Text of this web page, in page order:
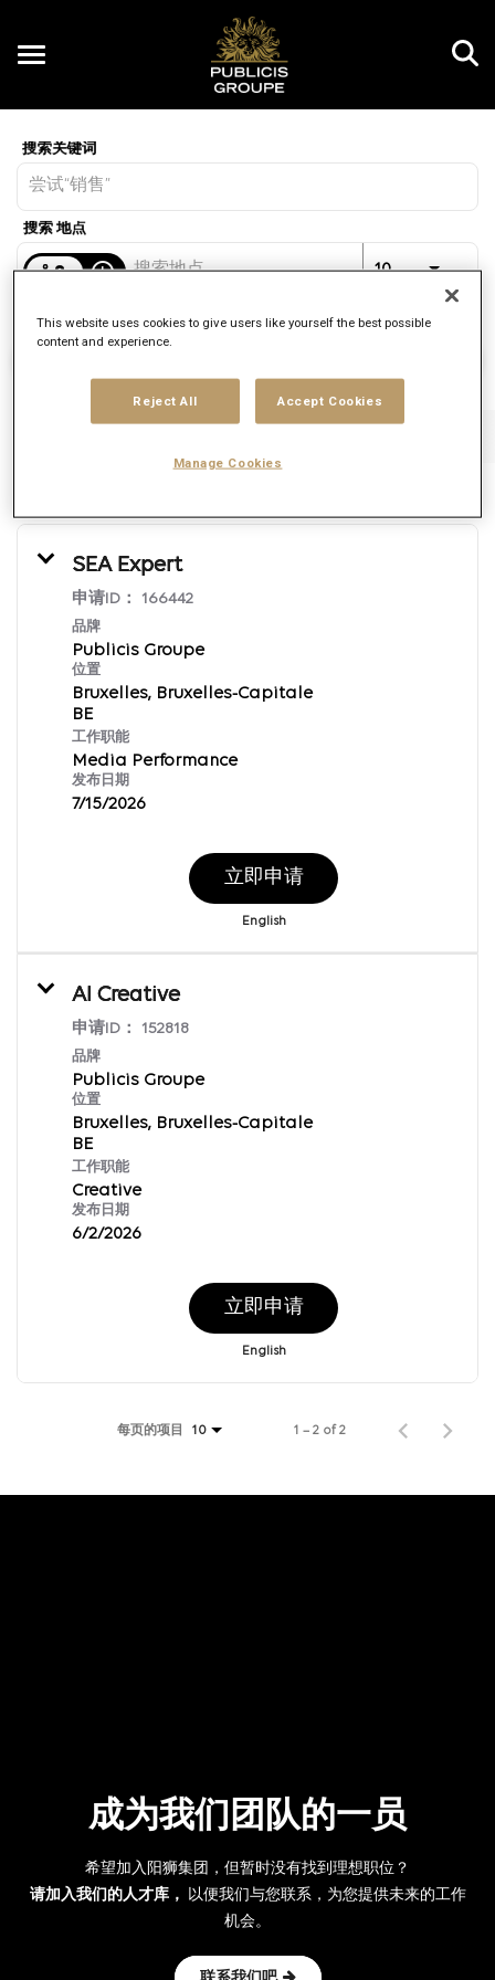
Toggle
CN
access_time 10 公里
SEA Expert
申请ID： 166442
品牌
Publicis Groupe
位置
Bruxelles, Bruxelles-Capitale
工作职能
Media Performance
发布日期
7/15/2026
立即申请
English
AI Creative
申请ID： 152818
品牌
Publicis Groupe
位置
Bruxelles, Bruxelles-Capitale
工作职能
Creative
发布日期
6/2/2026
立即申请
English
每页的项目 10 1 – 2 of 2
成为我们团队的一员
希望加入阳狮集团，但暂时没有找到理想职位？
请加入我们的人才库， 以便我们与您联系，为您提供未来的工作
机会。
This website uses cookies to give users like yourself the best possible
content and experience.
Reject All Accept Cookies
Manage Cookies